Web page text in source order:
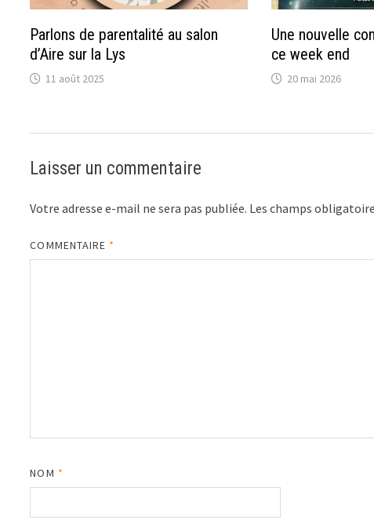
Parlons de parentalité au salon
d’Aire sur la Lys
11 août 2025
Une nouvelle
ce week end
20 mai 2026
Laisser un commentaire
Votre adresse e-mail ne sera pas publiée. Les champs
COMMENTAIRE *
NOM *